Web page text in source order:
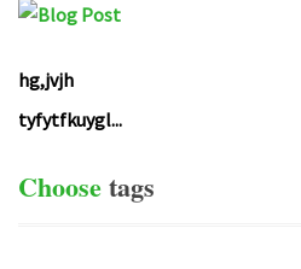
hg,jvjh
tyfytfkuygl...
Choosetags